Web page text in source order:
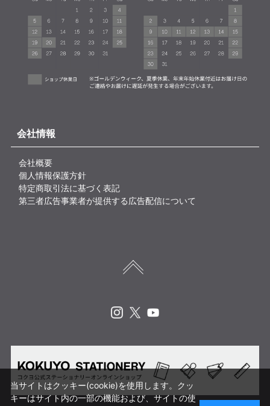
会社情報
会社概要
個人情報保護方針
特定商取引法に基づく表記
第三者広告事業者が提供する広告配信について
当サイトはクッキー(cookie)を使用します。クッ
キーはサイト内の一部の機能および、サイトの使